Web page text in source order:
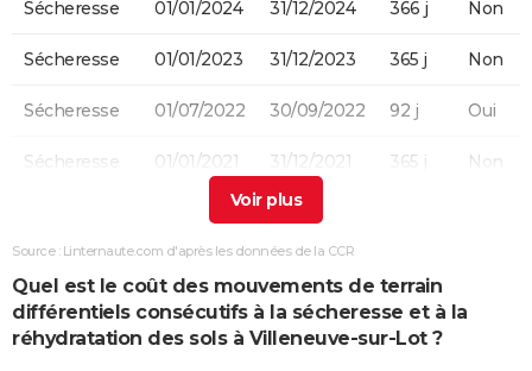
Sécheresse 01/01/2024 31/12/2024 366 j Non
Sécheresse 01/01/2023 31/12/2023 365 j Non
Sécheresse 01/07/2022 30/09/2022 92 j Oui
Sécheresse 01/01/2021 31/12/2021 365 j Non
01/01/2019
Sécheresse 01/07/2018 31/10/2018 123 j
Source : Linternaute.com d'après les données de la CCR
Quel est le coût des mouvements de terrain
différentiels consécutifs à la sécheresse et à la
réhydratation des sols à Villeneuve-sur-Lot ?